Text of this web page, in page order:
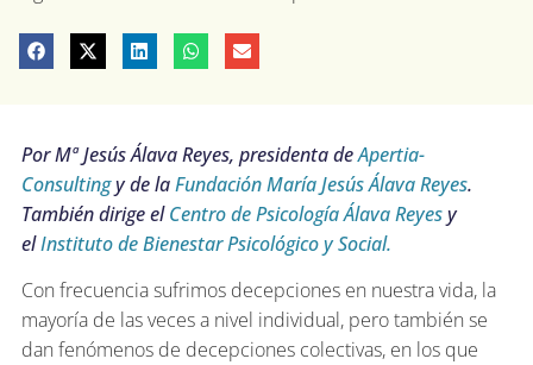
Por Mª Jesús Álava Reyes, presidenta deApertia-
Consultingy de laFundación María Jesús Álava Reyes.
También dirige elCentro de Psicología Álava Reyesy
elInstituto de Bienestar Psicológico y Social.
Con frecuencia sufrimos decepciones en nuestra vida, la
mayoría de las veces a nivel individual, pero también se
dan fenómenos de decepciones colectivas, en los que